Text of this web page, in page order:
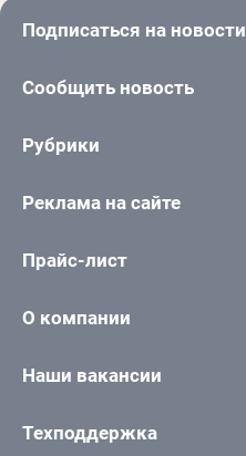
Подписаться на новости
Сообщить новость
Рубрики
Реклама на сайте
Прайс-лист
О компании
Наши вакансии
Техподдержка